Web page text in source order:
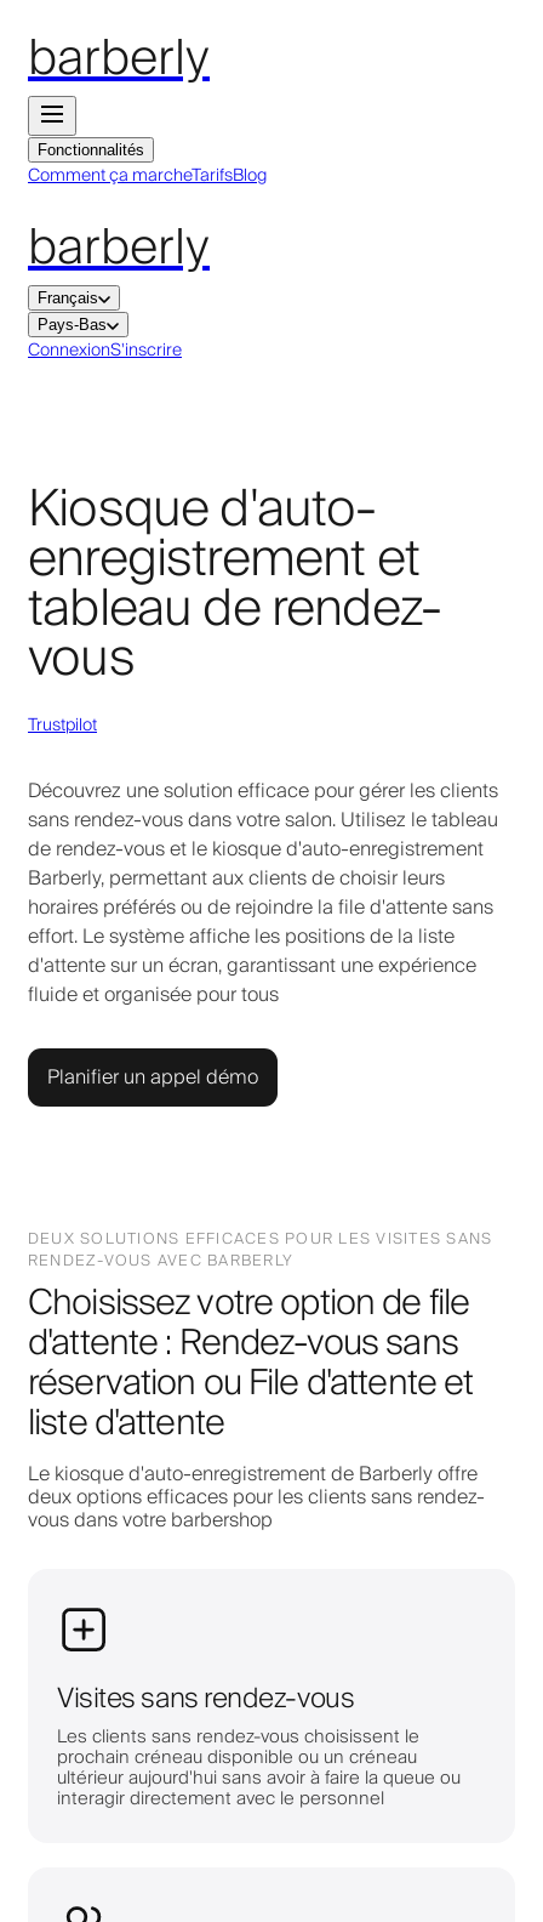
barberly
Fonctionnalités
Comment ça marcheTarifsBlog
barberly
Français
Pays-Bas
ConnexionS'inscrire
Kiosque d'auto-
enregistrement et
tableau de rendez-
vous
Trustpilot
Découvrez une solution efficace pour gérer les clients
sans rendez-vous dans votre salon. Utilisez le tableau
de rendez-vous et le kiosque d'auto-enregistrement
Barberly, permettant aux clients de choisir leurs
horaires préférés ou de rejoindre la file d'attente sans
effort. Le système affiche les positions de la liste
d'attente sur un écran, garantissant une expérience
fluide et organisée pour tous
Planifier un appel démo
DEUX SOLUTIONS EFFICACES POUR LES VISITES SANS
RENDEZ-VOUS AVEC BARBERLY
Choisissez votre option de file
d'attente : Rendez-vous sans
réservation ou File d'attente et
liste d'attente
Le kiosque d'auto-enregistrement de Barberly offre
deux options efficaces pour les clients sans rendez-
vous dans votre barbershop
Visites sans rendez-vous
Les clients sans rendez-vous choisissent le
prochain créneau disponible ou un créneau
ultérieur aujourd'hui sans avoir à faire la queue ou
interagir directement avec le personnel